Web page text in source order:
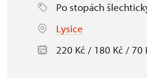
Po stopách
Lysice
220 Kč / 180 Kč / 70